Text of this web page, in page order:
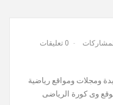
0 تعليقات
ومجلات ومواقع رياضية‏
وى كورة الرياضى